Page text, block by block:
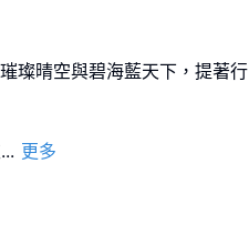
璨晴空與碧海藍天下，提著行
... 更多